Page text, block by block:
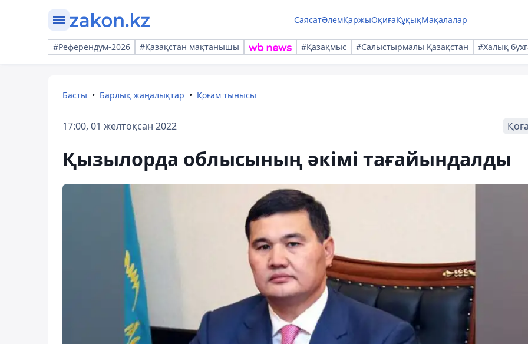
СаясатӘлемҚаржыОқиғаҚұқықМақалалар
#Референдум-2026 #Қазақстан мақтанышы #Қазақмыс #Салыстырмалы Қазақстан #Халық
Басты Барлық жаңалықтар Қоғам тынысы
17:00, 01 желтоқсан 2022
Қызылорда облысының әкімі тағайындалды